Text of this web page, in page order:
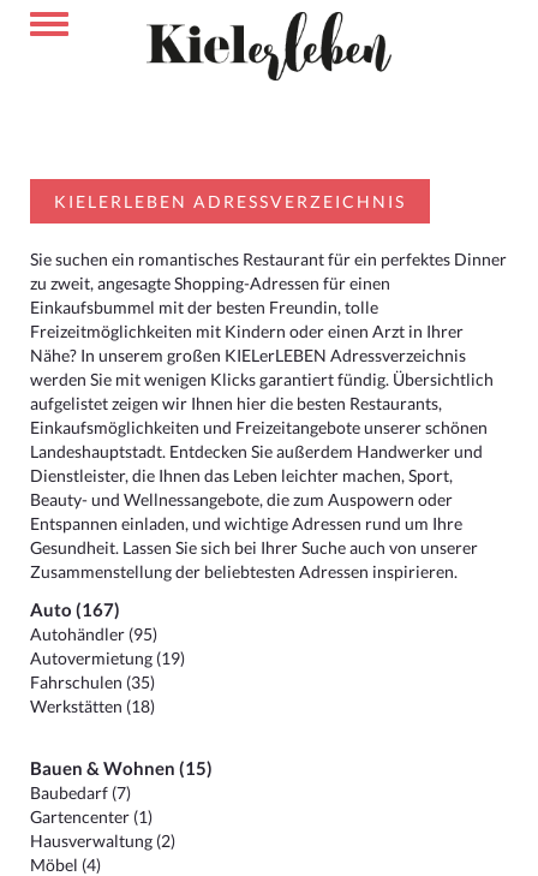
KIELERLEBEN ADRESSVERZEICHNIS
Sie suchen ein romantisches Restaurant für ein perfektes Dinner
zu zweit, angesagte Shopping-Adressen für einen
Einkaufsbummel mit der besten Freundin, tolle
Freizeitmöglichkeiten mit Kindern oder einen Arzt in Ihrer
Nähe? In unserem großen KIELerLEBEN Adressverzeichnis
werden Sie mit wenigen Klicks garantiert fündig. Übersichtlich
aufgelistet zeigen wir Ihnen hier die besten Restaurants,
Einkaufsmöglichkeiten und Freizeitangebote unserer schönen
Landeshauptstadt. Entdecken Sie außerdem Handwerker und
Dienstleister, die Ihnen das Leben leichter machen, Sport,
Beauty- und Wellnessangebote, die zum Auspowern oder
Entspannen einladen, und wichtige Adressen rund um Ihre
Gesundheit. Lassen Sie sich bei Ihrer Suche auch von unserer
Zusammenstellung der beliebtesten Adressen inspirieren.
Auto (167)
Autohändler (95)
Autovermietung (19)
Fahrschulen (35)
Werkstätten (18)
Bauen & Wohnen (15)
Baubedarf (7)
Gartencenter (1)
Hausverwaltung (2)
Möbel (4)